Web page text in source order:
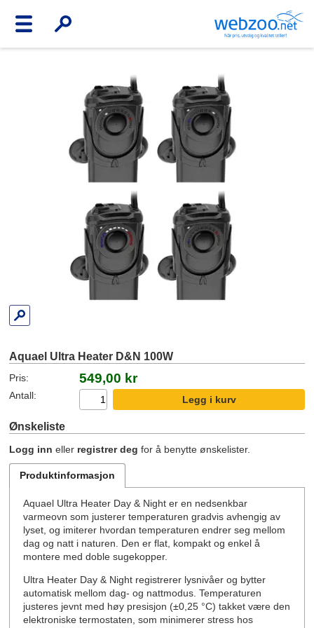
Aquael Ultra Heater D&N 100W
Pris: 549,00 kr
Antall:
Ønskeliste
Logg inn eller registrer deg for å benytte ønskelister.
Produktinformasjon
Aquael Ultra Heater Day & Night er en nedsenkbar
varmeovn som justerer temperaturen gradvis avhengig av
lyset, og imiterer hvordan temperaturen endrer seg mellom
dag og natt i naturen. Den er flat, kompakt og enkel å
montere med doble sugekopper.
Ultra Heater Day & Night registrerer lysnivåer og bytter
automatisk mellom dag- og nattmodus. Temperaturen
justeres jevnt med høy presisjon (±0,25 °C) takket være den
elektroniske termostaten, som minimerer stress hos